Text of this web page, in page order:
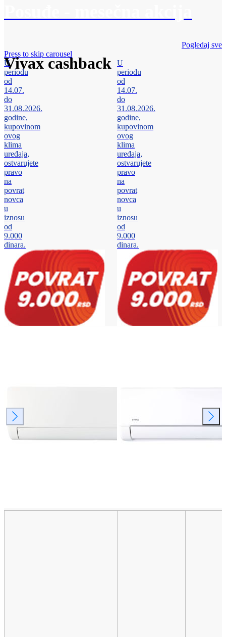
Vivax cashback
Pogledaj sve
Press to skip carousel
U
periodu
od
14.07.
do
31.08.2026.
godine,
kupovinom
ovog
klima
uređaja,
ostvarujete
pravo
na
povrat
novca
u
iznosu
od
9.000
dinara.
U
periodu
od
14.07.
do
31.08.2026.
godine,
kupovinom
ovog
klima
uređaja,
ostvarujete
pravo
na
povrat
novca
u
iznosu
od
9.000
dinara.